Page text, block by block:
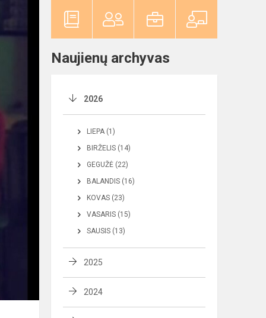
Naujienų archyvas
2026
LIEPA (1)
BIRŽELIS (14)
GEGUŽĖ (22)
BALANDIS (16)
KOVAS (23)
VASARIS (15)
SAUSIS (13)
2025
2024